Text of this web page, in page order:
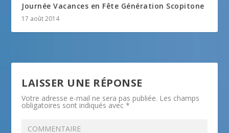
Journée Vacances en Fête Génération Scopitone
17 août 2014
LAISSER UNE RÉPONSE
Votre adresse e-mail ne sera pas publiée. Les champs
obligatoires sont indiqués avec*